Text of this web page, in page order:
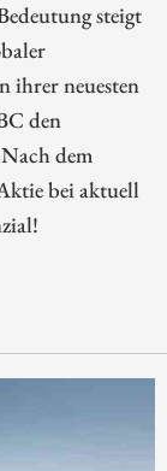
steigt
ihrer neuesten
den
dem
bei aktuell